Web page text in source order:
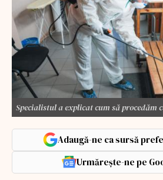
Specialistul a explicat cum să procedăm
Adaugă-ne ca sursă
Urmărește-ne pe